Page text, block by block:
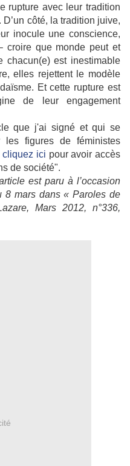
rupture avec leur tradition
côté, la tradition juive,
inocule une conscience,
croire que monde peut et
est inestimable
elles rejettent le modèle
Et cette rupture est
de leur engagement
que j'ai signé et qui se
les figures de féministes
cliquez ici pour avoir accès
de société".
est paru à l’occasion
8 mars dans « Paroles de
Mars 2012, n°336,